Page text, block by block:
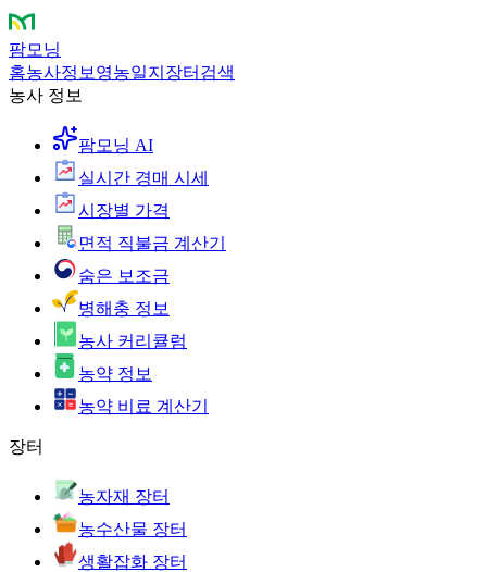
팜모닝
홈농사정보 영농일지 장터 검색
농사 정보
팜모닝 AI
실시간 경매 시세
시장별 가격
면적 직불금 계산기
숨은 보조금
병해충 정보
농사 커리큘럼
농약 정보
농약 비료 계산기
장터
농자재 장터
농수산물 장터
생활잡화 장터